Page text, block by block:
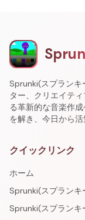
Sprunki(スプラン
ター、クリエイテ
る革新的な音楽作
を解き、今日から
クイックリンク
ホーム
Sprunki(スプランキ
Sprunki(スプランキ